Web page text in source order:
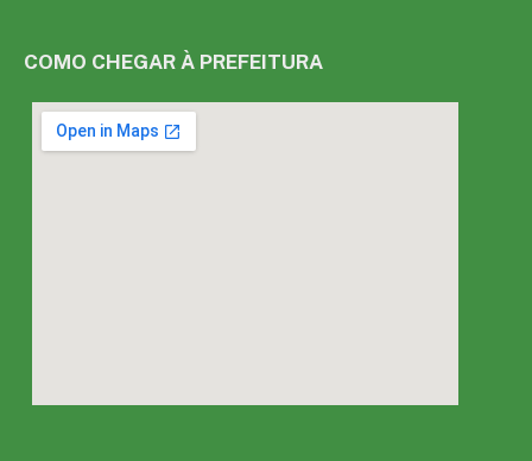
COMO CHEGAR À PREFEITURA